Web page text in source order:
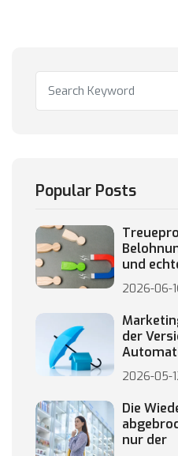
Popular Posts
und
2026-06-
der
2026-05-
Die
nur der